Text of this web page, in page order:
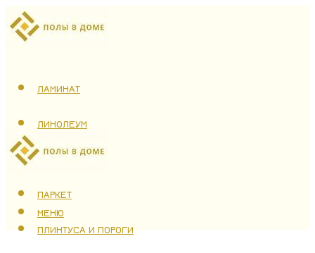
ЛАМИНАТ
ЛИНОЛЕУМ
ТЕПЛЫЙ ПОЛ
ПАРКЕТ
ПЛИНТУСА И ПОРОГИ
МЕНЮ